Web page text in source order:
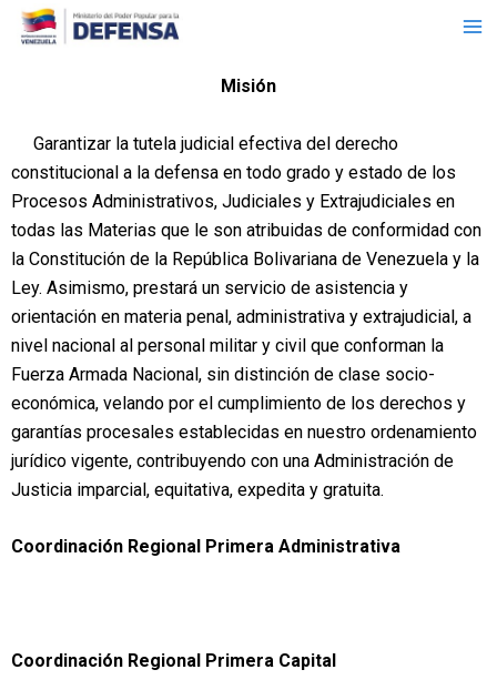
Misión
Garantizar la tutela judicial efectiva del derecho
constitucional a la defensa en todo grado y estado de los
Procesos Administrativos, Judiciales y Extrajudiciales en
todas las Materias que le son atribuidas de conformidad con
la Constitución de la República Bolivariana de Venezuela y la
Ley. Asimismo, prestará un servicio de asistencia y
orientación en materia penal, administrativa y extrajudicial, a
nivel nacional al personal militar y civil que conforman la
Fuerza Armada Nacional, sin distinción de clase socio-
económica, velando por el cumplimiento de los derechos y
garantías procesales establecidas en nuestro ordenamiento
jurídico vigente, contribuyendo con una Administración de
Justicia imparcial, equitativa, expedita y gratuita.
Coordinación Regional Primera Administrativa
Coordinación Regional Primera Capital